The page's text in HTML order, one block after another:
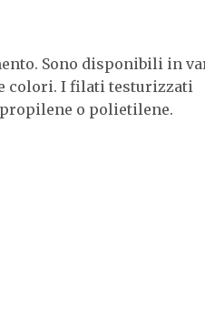
Sono disponibili in
colori. I filati testurizzati
o polietilene.